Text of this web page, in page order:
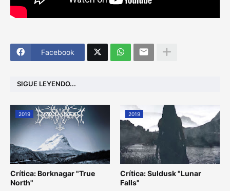
Facebook
SIGUE LEYENDO...
2019
Crítica: Borknagar "True
North"
2019
Crítica: Suldusk "Lunar
Falls"